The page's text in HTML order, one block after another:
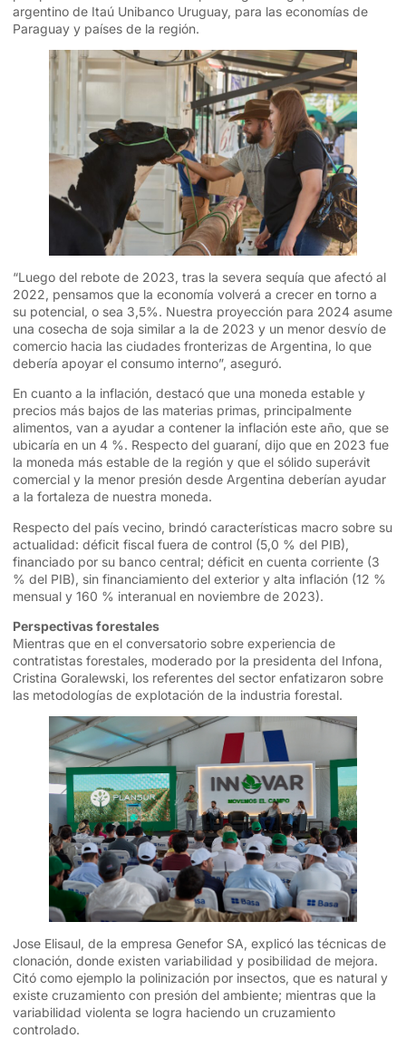
argentino de Itaú Unibanco Uruguay, para las economías de
Paraguay y países de la región.
“Luego del rebote de 2023, tras la severa sequía que afectó al
2022, pensamos que la economía volverá a crecer en torno a
su potencial, o sea 3,5%. Nuestra proyección para 2024 asume
una cosecha de soja similar a la de 2023 y un menor desvío de
comercio hacia las ciudades fronterizas de Argentina, lo que
debería apoyar el consumo interno”, aseguró.
En cuanto a la inflación, destacó que una moneda estable y
precios más bajos de las materias primas, principalmente
alimentos, van a ayudar a contener la inflación este año, que se
ubicaría en un 4 %. Respecto del guaraní, dijo que en 2023 fue
la moneda más estable de la región y que el sólido superávit
comercial y la menor presión desde Argentina deberían ayudar
a la fortaleza de nuestra moneda.
Respecto del país vecino, brindó características macro sobre su
actualidad: déficit fiscal fuera de control (5,0 % del PIB),
financiado por su banco central; déficit en cuenta corriente (3
% del PIB), sin financiamiento del exterior y alta inflación (12 %
mensual y 160 % interanual en noviembre de 2023).
Perspectivas forestales
Mientras que en el conversatorio sobre experiencia de
contratistas forestales, moderado por la presidenta del Infona,
Cristina Goralewski, los referentes del sector enfatizaron sobre
las metodologías de explotación de la industria forestal.
Jose Elisaul, de la empresa Genefor SA, explicó las técnicas de
clonación, donde existen variabilidad y posibilidad de mejora.
Citó como ejemplo la polinización por insectos, que es natural y
existe cruzamiento con presión del ambiente; mientras que la
variabilidad violenta se logra haciendo un cruzamiento
controlado.